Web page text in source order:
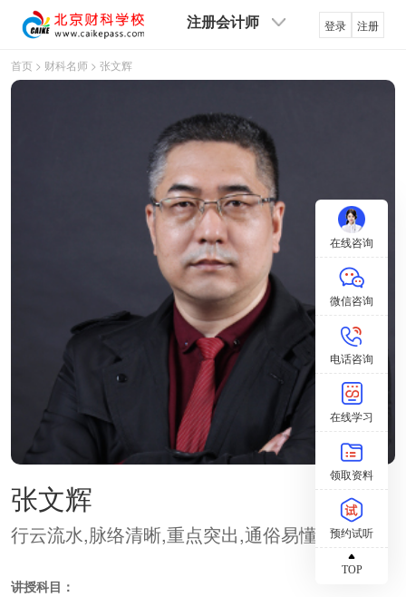
注册会计师 登录 注册
首页> 财科名师> 张文辉
张文辉
行云流水,脉络清晰,重点突出,通俗易懂
讲授科目：
在线咨询
微信咨询
电话咨询
在线学习
领取资料
预约试听
TOP